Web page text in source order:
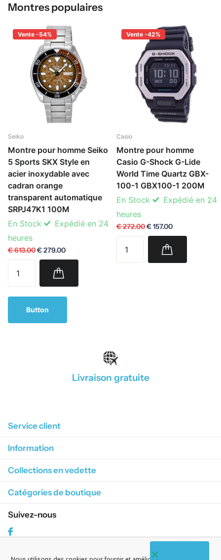
Montres populaires
Vente -54%
Seiko
Montre pour homme Seiko
5 Sports SKX Style en
acier inoxydable avec
cadran orange
transparent automatique
SRPJ47K1 100M
En Stock
Expédié en 24
heures
€ 613.00€ 279.00
Vente -42%
Casio
Montre pour homme
Casio G-Shock G-Lide
World Time Quartz GBX-
100-1 GBX100-1 200M
En Stock
Expédié en 24
heures
€ 272.00€ 157.00
Button
Livraison gratuite
Service client
Information
Collections en vedette
Catégories de boutique
Suivez-nous